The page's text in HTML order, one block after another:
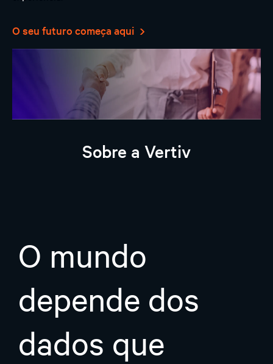
O seu futuro começa aqui
Sobre a Vertiv
O mundo
depende dos
dados que